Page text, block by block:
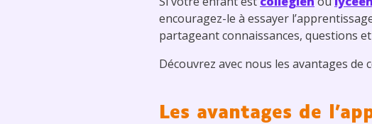
encouragez-le à essayer
partageant connaissances, questions et
Découvrez avec nous les avantages
Les avantages de